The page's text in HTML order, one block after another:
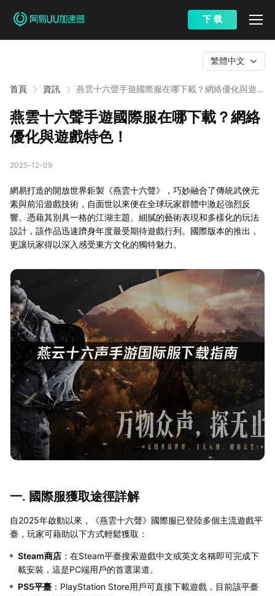
下 载
首頁 資訊
燕雲十六聲手遊國際服在哪下載？網絡優化與遊戲
繁體中文
燕雲十六聲手遊國際服在哪下載？網絡
優化與遊戲特色！
2025-12-09
網易打造的開放世界鉅製《燕雲十六聲》，巧妙融合了傳統武俠元
素與前沿遊戲技術，自面世以來便在全球玩家群體中激起強烈反
響。憑藉其別具一格的江湖主題、細膩的藝術表現和多樣化的玩法
設計，該作品迅速躋身年度最受期待遊戲行列。國際版本的推出，
更讓玩家得以深入感受東方文化的獨特魅力。
一. 國際服獲取途徑詳解
自2025年啟動以來，《燕雲十六聲》國際服已登陸多個主流遊戲平
臺，玩家可藉助以下方式輕鬆獲取：
Steam商店 ：在Steam平臺搜索遊戲中文或英文名稱即可完成下
載安裝，這是PC端用戶的首選渠道。
PS5平臺 ：PlayStation Store用戶可直接下載遊戲，目前該平臺